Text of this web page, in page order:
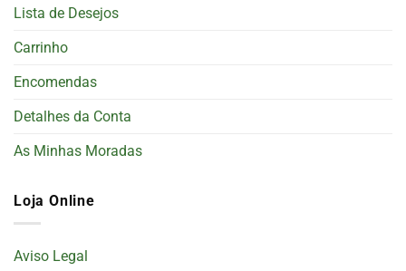
Lista de Desejos
Carrinho
Encomendas
Detalhes da Conta
As Minhas Moradas
Loja Online
Aviso Legal